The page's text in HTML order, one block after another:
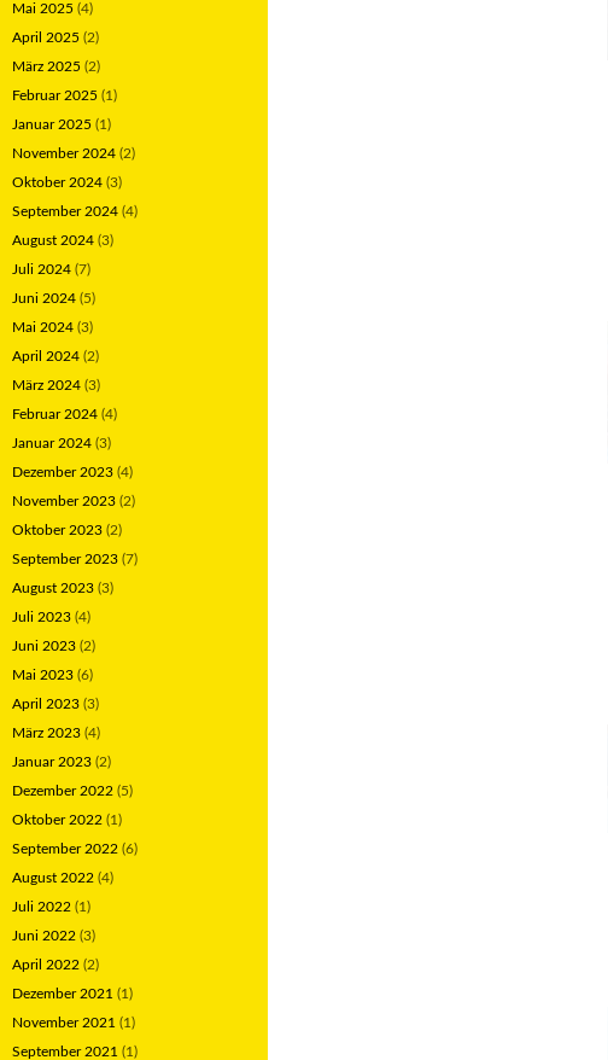
Mai 2025 (4)
April 2025 (2)
März 2025 (2)
Februar 2025 (1)
Januar 2025 (1)
November 2024 (2)
Oktober 2024 (3)
September 2024 (4)
August 2024 (3)
Juli 2024 (7)
Juni 2024 (5)
Mai 2024 (3)
April 2024 (2)
März 2024 (3)
Februar 2024 (4)
Januar 2024 (3)
Dezember 2023 (4)
November 2023 (2)
Oktober 2023 (2)
September 2023 (7)
August 2023 (3)
Juli 2023 (4)
Juni 2023 (2)
Mai 2023 (6)
April 2023 (3)
März 2023 (4)
Januar 2023 (2)
Dezember 2022 (5)
Oktober 2022 (1)
September 2022 (6)
August 2022 (4)
Juli 2022 (1)
Juni 2022 (3)
April 2022 (2)
Dezember 2021 (1)
November 2021 (1)
September 2021 (1)